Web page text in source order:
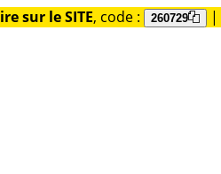
sur le SITE, code : 260729 |